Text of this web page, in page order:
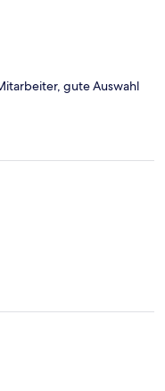
gute Auswahl